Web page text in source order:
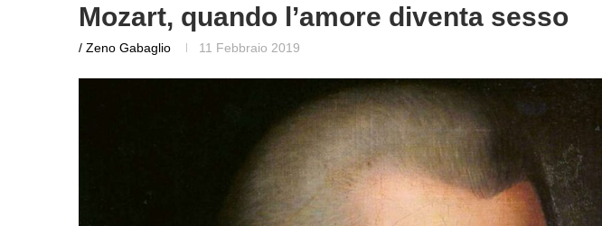
Mozart, quando l’amore diventa sesso
/ Zeno Gabaglio 11 Febbraio 2019